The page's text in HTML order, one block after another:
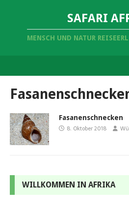
SAFARI
MENSCH UND NATUR
Fasanenschnecken
8. Oktober 2018
WILLKOMMEN IN AFRIKA